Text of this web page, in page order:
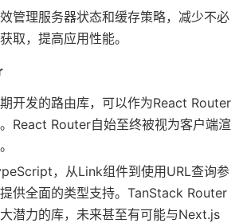
管理服务器状态和缓存策略，减少不必
取，提高应用性能。
开发的路由库，可以作为React Router
React Router自始至终被视为客户端渲
，从Link组件到使用URL查询参
供全面的类型支持。TanStack Router
潜力的库，未来甚至有可能与Next.js